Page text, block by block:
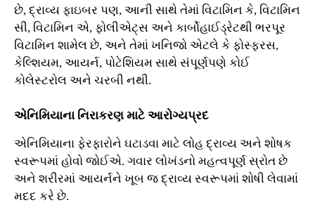
છે, દ્રાવ્ય ફાઇબર પણ, આની સાથે તેમાં વિટામિન કે, વિટામિન
સી, વિટામિન એ, ફોલીએટ્સ અને કાર્બોહાઈડ્રેટથી ભરપૂર
વિટામિન શામેલ છે, અને તેમાં ખનિજો એટલે કે ફોસ્ફરસ,
કેલ્શિયમ, આયર્ન, પોટેશિયમ સાથે સંપૂર્ણપણે કોઈ
કોલેસ્ટરોલ અને ચરબી નથી.
એનિમિયાના નિરાકરણ માટે આરોગ્યપ્રદ
એનિમિયાના ફેરફારોને ઘટાડવા માટે લોહ દ્રાવ્ય અને શોષક
સ્વરૂપમાં હોવો જોઈએ. ગવાર લોખંડનો મહત્વપૂર્ણ સ્રોત છે
અને શરીરમાં આયર્નને ખૂબ જ દ્રાવ્ય સ્વરૂપમાં શોષી લેવામાં
મદદ કરે છે.